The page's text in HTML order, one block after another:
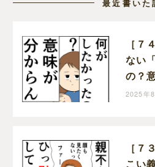
最近書いた
［７
ない
の？
た！
2025年
［７
こい